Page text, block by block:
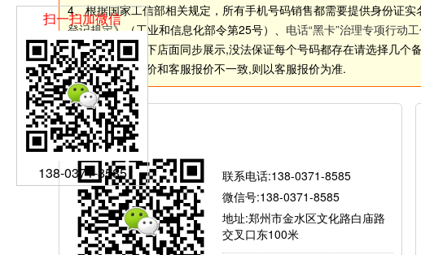
4、根据国家工信部相关规定，所有手机号码销售都需要提供身份证
登记规定》（工业和信息化部令第25号）、 电话“黑卡”治理专项行动
5.由于网站和线下店面同步展示,没法保证每个号码都存在请选择几个
6.如个别号码标价和客服报价不一致,则以客服报价为准.
有问题就找我
联系电话:138-0371-8585
微信号:138-0371-8585
地址:郑州市金水区文化路白庙路
交叉口东100米
扫一扫加微信
138-0371-8585